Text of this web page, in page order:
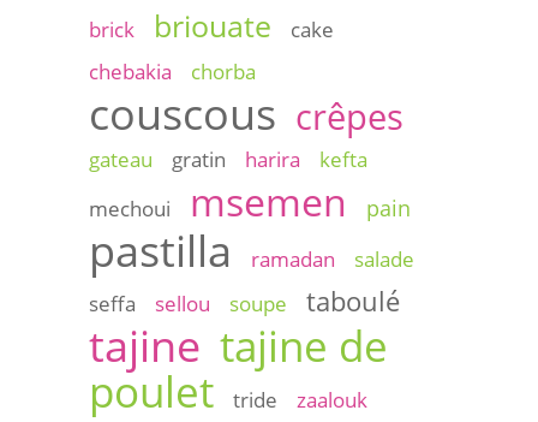
brick
briouate
cake
chebakia
chorba
couscous crêpes
gateau gratin harira
kefta
mechoui
msemen pain
pastilla ramadan
salade
seffa
sellou soupe taboulé
tajine tajine de
poulet
tride
zaalouk